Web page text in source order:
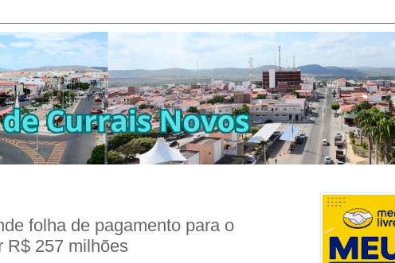
folha de pagamento para o
R$ 257 milhões